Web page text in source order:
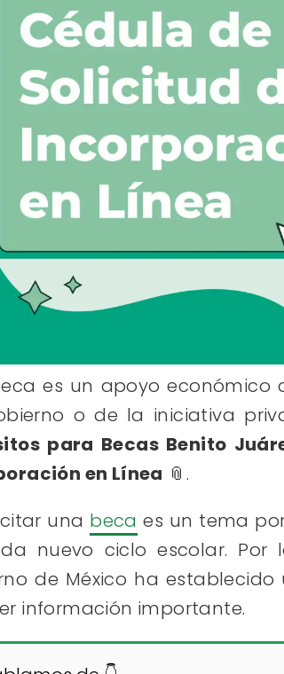
es un apoyo económico
o de la iniciativa
para Becas Benito
en Línea 📎.
una beca es un tema
nuevo ciclo escolar.
de México ha
información importante.